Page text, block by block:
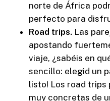
norte de África
perfecto para
Road trips. Las
apostando
viaje, ¿sabéis en
sencillo: elegid un
listo! Los road trips
muy concretas de